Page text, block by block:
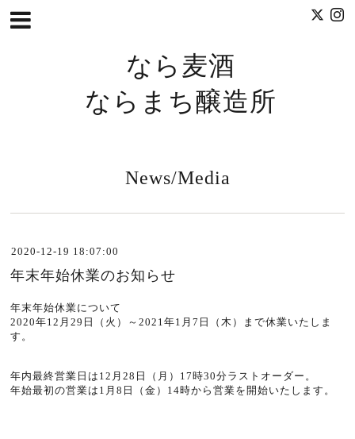
なら麦酒
ならまち醸造所
News/Media
2020-12-19 18:07:00
年末年始休業のお知らせ
年末年始休業について
2020年12月29日（火）～2021年1月7日（木）まで休業いたしま
す。
年内最終営業日は12月28日（月）17時30分ラストオーダー。
年始最初の営業は1月8日（金）14時から営業を開始いたします。